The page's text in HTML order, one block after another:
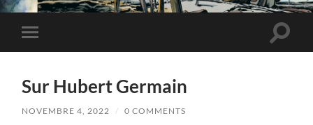
Toggle
mobile
Toggle
Sur Hubert Germain
NOVEMBRE 4, 2022 / 0 COMMENTS